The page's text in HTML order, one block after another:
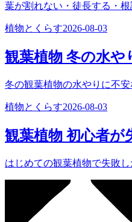
葉が割れない・徒長する・
植物とくらす2026-08-03
観葉植物 冬の水や
冬の観葉植物の水やりに不
植物とくらす2026-08-03
観葉植物 初心者が
はじめての観葉植物で失敗